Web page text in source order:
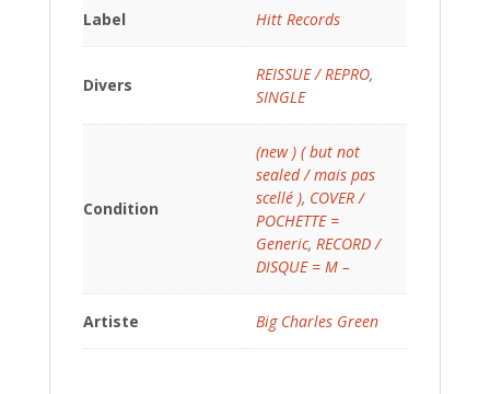
Label Hitt Records
Divers
REISSUE / REPRO,
SINGLE
Condition
(new ) ( but not
sealed / mais pas
scellé ), COVER /
POCHETTE =
Generic, RECORD /
DISQUE = M –
Artiste Big Charles Green